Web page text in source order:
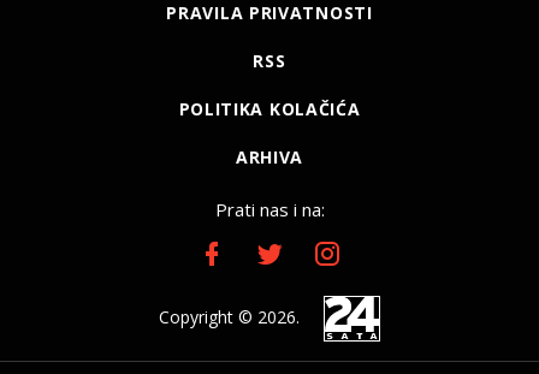
PRAVILA PRIVATNOSTI
RSS
POLITIKA KOLAČIĆA
ARHIVA
Prati nas i na:
Copyright © 2026.